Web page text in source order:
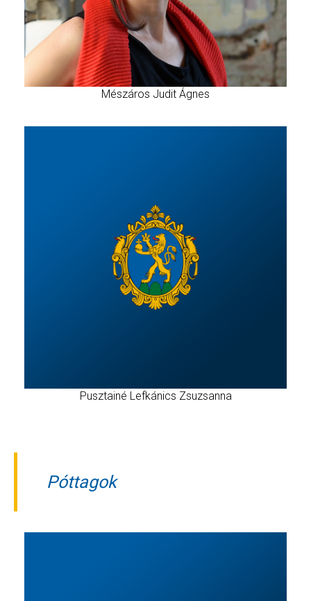
Mészáros Judit Ágnes
Pusztainé Lefkánics Zsuzsanna
Póttagok